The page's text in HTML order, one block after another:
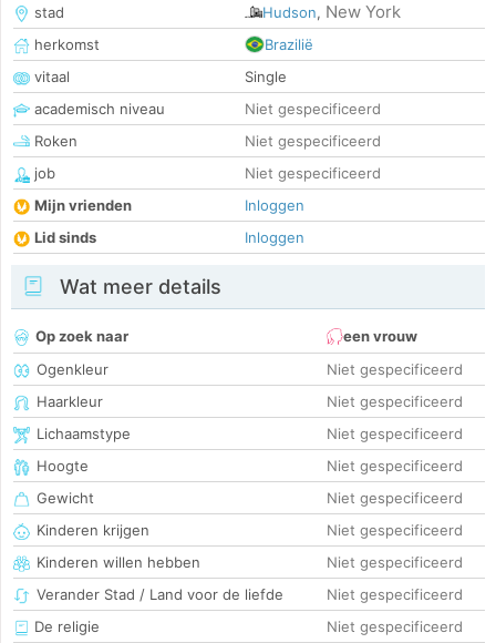
stad
Hudson, New York
herkomst
Brazilië
vitaal
Single
academisch niveau
Niet gespecificeerd
Roken
Niet gespecificeerd
job
Niet gespecificeerd
Mijn vrienden
Inloggen
Lid sinds
Inloggen
Wat meer details
Op zoek naar
een vrouw
Ogenkleur
Niet gespecificeerd
Haarkleur
Niet gespecificeerd
Lichaamstype
Niet gespecificeerd
Hoogte
Niet gespecificeerd
Gewicht
Niet gespecificeerd
Kinderen krijgen
Niet gespecificeerd
Kinderen willen hebben
Niet gespecificeerd
Verander Stad / Land voor de liefde
Niet gespecificeerd
De religie
Niet gespecificeerd